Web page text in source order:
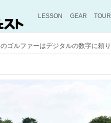
LESSON GEAR TOUR